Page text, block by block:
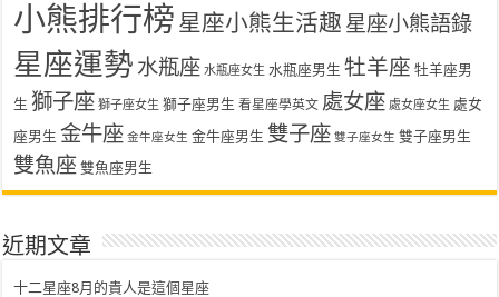
小熊排行榜 星座小熊生活趣 星座小熊語錄
星座運勢 水瓶座 水瓶座女生 水瓶座男生 牡羊座 牡羊座男
生 獅子座 獅子座女生 獅子座男生 看星座學英文 處女座 處女座女生 處女
座男生 金牛座 金牛座女生 金牛座男生 雙子座 雙子座女生 雙子座男生
雙魚座 雙魚座男生
近期文章
十二星座8月的貴人是這個星座